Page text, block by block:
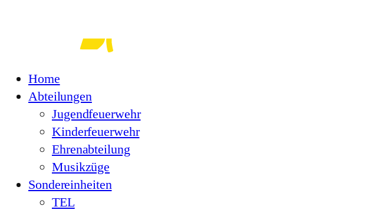
Home
Abteilungen
Jugendfeuerwehr
Kinderfeuerwehr
Ehrenabteilung
Musikzüge
Sondereinheiten
TEL